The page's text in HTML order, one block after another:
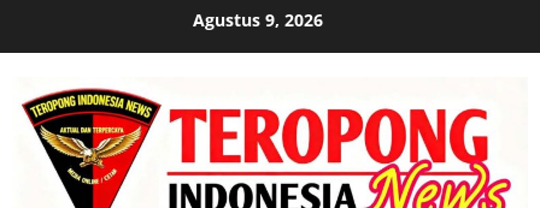
Agustus 9, 2026